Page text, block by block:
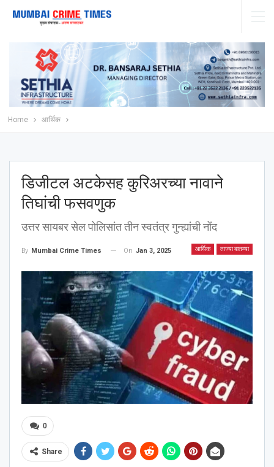
Home आर्थिक
डिजीटल अटकेसह कुरिअरच्या नावाने
तिघांची फसवणुक
उत्तर सायबर सेल पोलिसांत तीन स्वतंत्र गुन्ह्यांची नोंद
आर्थिक ताज्या बातम्या
By Mumbai Crime Times On Jan 3, 2025
0
Share